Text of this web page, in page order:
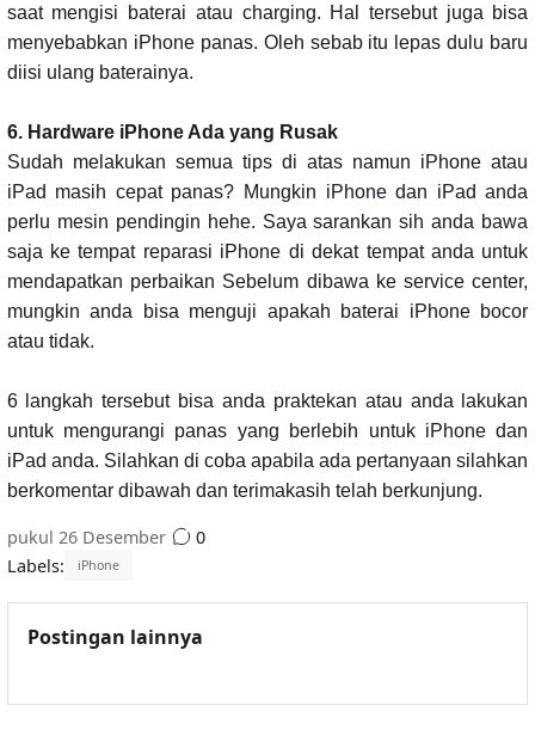
saat mengisi baterai atau charging. Hal tersebut juga bisa
menyebabkan iPhone panas. Oleh sebab itu lepas dulu baru
diisi ulang baterainya.
6. Hardware iPhone Ada yang Rusak
Sudah melakukan semua tips di atas namun iPhone atau
iPad masih cepat panas? Mungkin iPhone dan iPad anda
perlu mesin pendingin hehe. Saya sarankan sih anda bawa
saja ke tempat reparasi iPhone di dekat tempat anda untuk
mendapatkan perbaikan Sebelum dibawa ke service center,
mungkin anda bisa menguji apakah baterai iPhone bocor
atau tidak.
6 langkah tersebut bisa anda praktekan atau anda lakukan
untuk mengurangi panas yang berlebih untuk iPhone dan
iPad anda. Silahkan di coba apabila ada pertanyaan silahkan
berkomentar dibawah dan terimakasih telah berkunjung.
pukul 26 Desember
0
Labels:
iPhone
Postingan lainnya